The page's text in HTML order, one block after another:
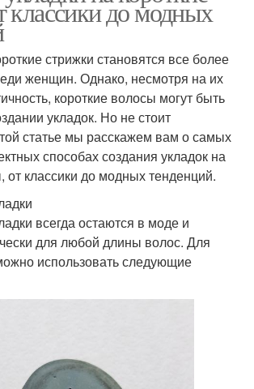
классики до модных
стрижки становятся все более
женщин. Однако, несмотря на их
короткие волосы могут быть
укладок. Но не стоит
статье мы расскажем вам о самых
способах создания укладок на
от классики до модных тенденций.
всегда остаются в моде и
для любой длины волос. Для
использовать следующие